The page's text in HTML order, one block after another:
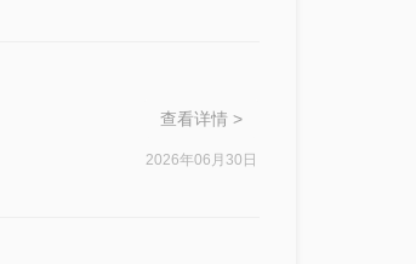
查看详情 >
2026年06月30日